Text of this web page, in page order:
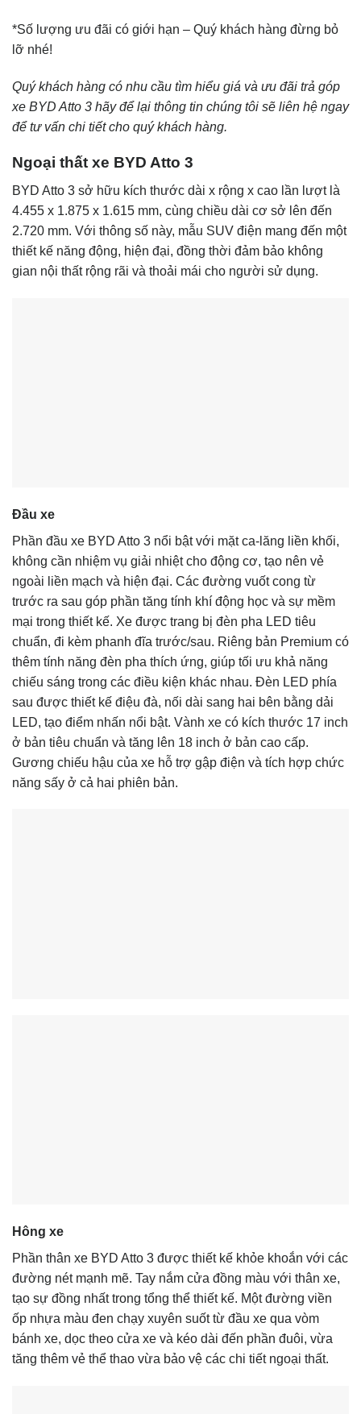
*Số lượng ưu đãi có giới hạn – Quý khách hàng đừng bỏ
lỡ nhé!
Quý khách hàng có nhu cầu tìm hiểu giá và ưu đãi trả góp
xe BYD Atto 3 hãy để lại thông tin chúng tôi sẽ liên hệ ngay
để tư vấn chi tiết cho quý khách hàng.
Ngoại thất xe BYD Atto 3
BYD Atto 3 sở hữu kích thước dài x rộng x cao lần lượt là
4.455 x 1.875 x 1.615 mm, cùng chiều dài cơ sở lên đến
2.720 mm. Với thông số này, mẫu SUV điện mang đến một
thiết kế năng động, hiện đại, đồng thời đảm bảo không
gian nội thất rộng rãi và thoải mái cho người sử dụng.
Đầu xe
Phần đầu xe BYD Atto 3 nổi bật với mặt ca-lăng liền khối,
không cần nhiệm vụ giải nhiệt cho động cơ, tạo nên vẻ
ngoài liền mạch và hiện đại. Các đường vuốt cong từ
trước ra sau góp phần tăng tính khí động học và sự mềm
mại trong thiết kế. Xe được trang bị đèn pha LED tiêu
chuẩn, đi kèm phanh đĩa trước/sau. Riêng bản Premium có
thêm tính năng đèn pha thích ứng, giúp tối ưu khả năng
chiếu sáng trong các điều kiện khác nhau. Đèn LED phía
sau được thiết kế điệu đà, nối dài sang hai bên bằng dải
LED, tạo điểm nhấn nổi bật. Vành xe có kích thước 17 inch
ở bản tiêu chuẩn và tăng lên 18 inch ở bản cao cấp.
Gương chiếu hậu của xe hỗ trợ gập điện và tích hợp chức
năng sấy ở cả hai phiên bản.
Hông xe
Phần thân xe BYD Atto 3 được thiết kế khỏe khoắn với các
đường nét mạnh mẽ. Tay nắm cửa đồng màu với thân xe,
tạo sự đồng nhất trong tổng thể thiết kế. Một đường viền
ốp nhựa màu đen chạy xuyên suốt từ đầu xe qua vòm
bánh xe, dọc theo cửa xe và kéo dài đến phần đuôi, vừa
tăng thêm vẻ thể thao vừa bảo vệ các chi tiết ngoại thất.